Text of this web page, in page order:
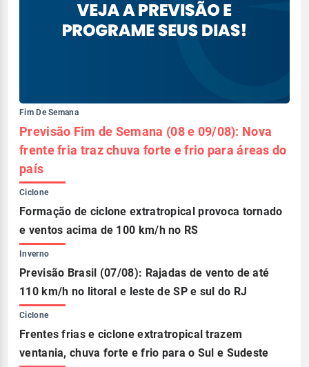
Fim De Semana
Previsão Fim de Semana (08 e 09/08): Nova
frente fria traz chuva forte e frio para áreas do
país
Ciclone
Formação de ciclone extratropical provoca tornado
e ventos acima de 100 km/h no RS
Inverno
Previsão Brasil (07/08): Rajadas de vento de até
110 km/h no litoral e leste de SP e sul do RJ
Ciclone
Frentes frias e ciclone extratropical trazem
ventania, chuva forte e frio para o Sul e Sudeste